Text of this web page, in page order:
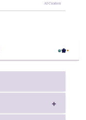
AI Creation